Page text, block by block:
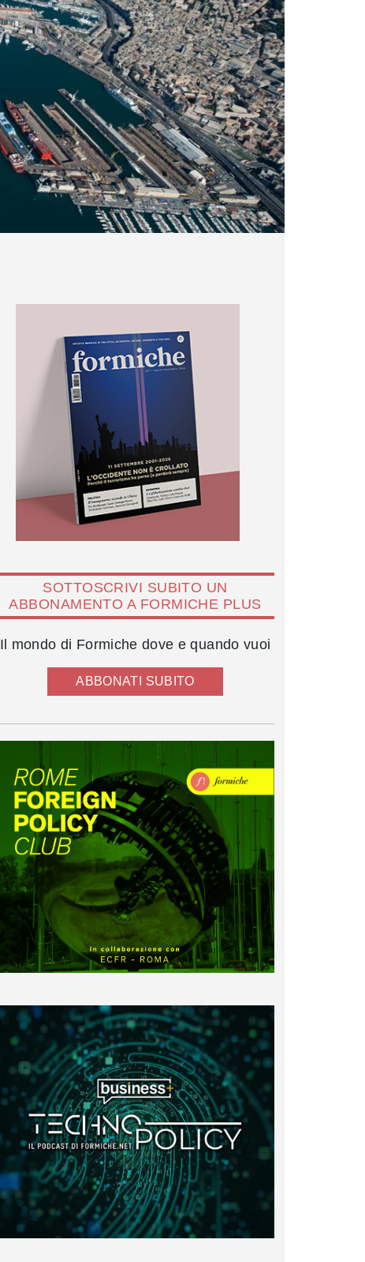
SOTTOSCRIVI SUBITO UN
ABBONAMENTO A FORMICHE PLUS
Il mondo di Formiche dove e quando vuoi
ABBONATI SUBITO